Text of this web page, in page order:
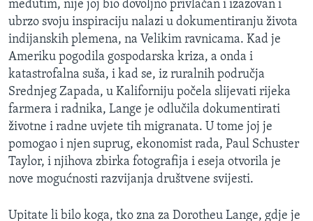
međutim, nije joj bio dovoljno privlačan i izazovan i
ubrzo svoju inspiraciju nalazi u dokumentiranju života
indijanskih plemena, na Velikim ravnicama. Kad je
Ameriku pogodila gospodarska kriza, a onda i
katastrofalna suša, i kad se, iz ruralnih područja
Srednjeg Zapada, u Kaliforniju počela slijevati rijeka
farmera i radnika, Lange je odlučila dokumentirati
životne i radne uvjete tih migranata. U tome joj je
pomogao i njen suprug, ekonomist rada, Paul Schuster
Taylor, i njihova zbirka fotografija i eseja otvorila je
nove mogućnosti razvijanja društvene svijesti.
Upitate li bilo koga, tko zna za Dorotheu Lange, gdje je